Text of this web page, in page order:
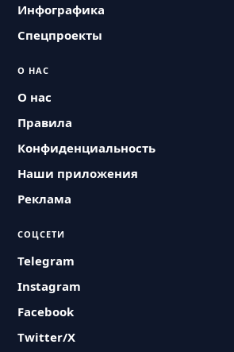
Инфографика
Спецпроекты
О НАС
О нас
Правила
Конфиденциальность
Наши приложения
Реклама
СОЦСЕТИ
Telegram
Instagram
Facebook
Twitter/X